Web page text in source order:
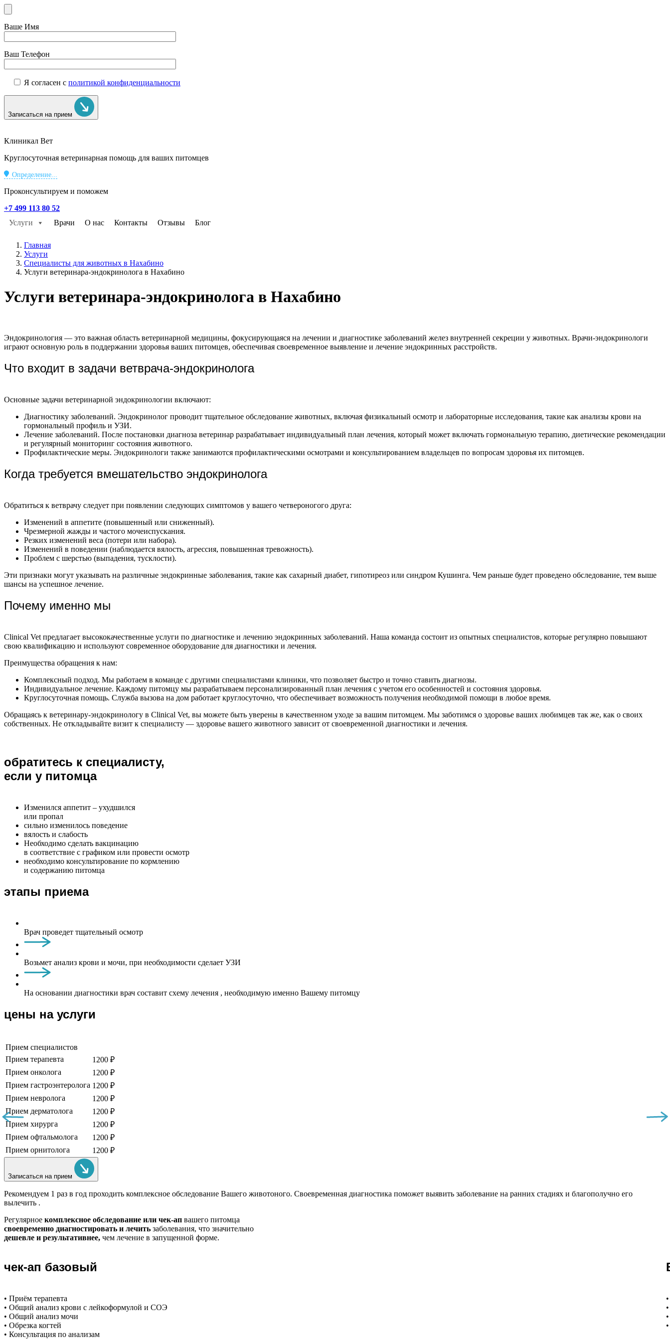
Ваше Имя
Ваш Телефон
Я согласен с политикой конфиденциальности
Записаться на прием
Клиникал Вет
Круглосуточная ветеринарная помощь для ваших питомцев
Определение...
Проконсультируем и поможем
+7 499 113 80 52
Услуги
Врачи О нас Контакты Отзывы Блог
Главная
Услуги
Специалисты для животных в Нахабино
Услуги ветеринара-эндокринолога в Нахабино
Услуги ветеринара-эндокринолога в Нахабино
Эндокринология — это важная область ветеринарной медицины, фокусирующаяся на лечении и диагностике заболеваний желез внутренней секреции у животных. Врачи-эндокринологи
играют основную роль в поддержании здоровья ваших питомцев, обеспечивая своевременное выявление и лечение эндокринных расстройств.
Что входит в задачи ветврача-эндокринолога
Основные задачи ветеринарной эндокринологии включают:
Диагностику заболеваний. Эндокринолог проводит тщательное обследование животных, включая физикальный осмотр и лабораторные исследования, такие как анализы крови на
гормональный профиль и УЗИ.
Лечение заболеваний. После постановки диагноза ветеринар разрабатывает индивидуальный план лечения, который может включать гормональную терапию, диетические рекомендации
и регулярный мониторинг состояния животного.
Профилактические меры. Эндокринологи также занимаются профилактическими осмотрами и консультированием владельцев по вопросам здоровья их питомцев.
Когда требуется вмешательство эндокринолога
Обратиться к ветврачу следует при появлении следующих симптомов у вашего четвероногого друга:
Изменений в аппетите (повышенный или сниженный).
Чрезмерной жажды и частого мочеиспускания.
Резких изменений веса (потери или набора).
Изменений в поведении (наблюдается вялость, агрессия, повышенная тревожность).
Проблем с шерстью (выпадения, тусклости).
Эти признаки могут указывать на различные эндокринные заболевания, такие как сахарный диабет, гипотиреоз или синдром Кушинга. Чем раньше будет проведено обследование, тем выше
шансы на успешное лечение.
Почему именно мы
Clinical Vet предлагает высококачественные услуги по диагностике и лечению эндокринных заболеваний. Наша команда состоит из опытных специалистов, которые регулярно повышают
свою квалификацию и используют современное оборудование для диагностики и лечения.
Преимущества обращения к нам:
Комплексный подход. Мы работаем в команде с другими специалистами клиники, что позволяет быстро и точно ставить диагнозы.
Индивидуальное лечение. Каждому питомцу мы разрабатываем персонализированный план лечения с учетом его особенностей и состояния здоровья.
Круглосуточная помощь. Служба вызова на дом работает круглосуточно, что обеспечивает возможность получения необходимой помощи в любое время.
Обращаясь к ветеринару-эндокринологу в Clinical Vet, вы можете быть уверены в качественном уходе за вашим питомцем. Мы заботимся о здоровье ваших любимцев так же, как о своих
собственных. Не откладывайте визит к специалисту — здоровье вашего животного зависит от своевременной диагностики и лечения.
обратитесь к специалисту,
если у питомца
Изменился аппетит – ухудшился
или пропал
сильно изменилось поведение
вялость и слабость
Необходимо сделать вакцинацию
в соответствие с графиком или провести осмотр
необходимо консультирование по кормлению
и содержанию питомца
этапы приема
Врач проведет тщательный осмотр
Возьмет анализ крови и мочи, при необходимости сделает УЗИ
На основании диагностики врач составит схему лечения , необходимую именно Вашему питомцу
цены на услуги
Прием специалистов
Прием терапевта
1200 ₽
Прием онколога
1200 ₽
Прием гастроэнтеролога 1200 ₽
Прием невролога
1200 ₽
Прием дерматолога
1200 ₽
Прием хирурга
1200 ₽
Прием офтальмолога
1200 ₽
Прием орнитолога
1200 ₽
Записаться на прием
Рекомендуем 1 раз в год проходить комплексное обследование Вашего животоного. Своевременная диагностика поможет выявить заболевание на ранних стадиях и благополучно его
вылечить .
Регулярное комплексное обследование или чек-ап вашего питомца
своевременно диагностировать и лечить заболевания, что значительно
дешевле и результативнее, чем лечение в запущенной форме.
чек-ап базовый
• Приём терапевта
• Общий анализ крови с лейкоформулой и СОЭ
• Общий анализ мочи
• Обрезка когтей
• Консультация по анализам